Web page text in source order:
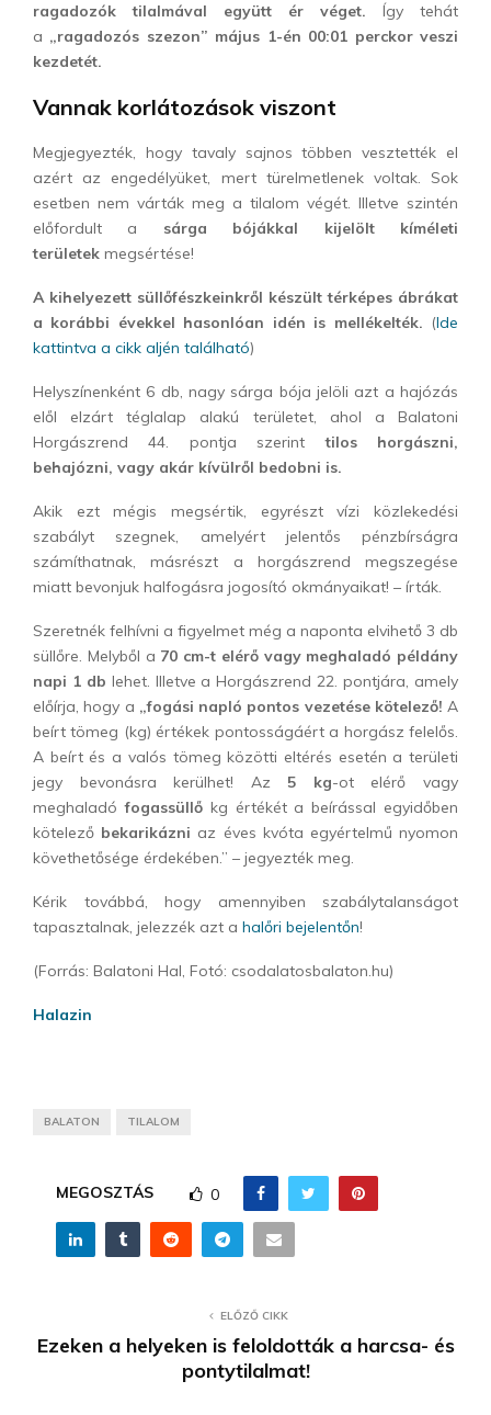
ragadozók tilalmával együtt ér véget. Így tehát
a „ragadozós szezon” május 1-én 00:01 perckor veszi
kezdetét.
Vannak korlátozások viszont
Megjegyezték, hogy tavaly sajnos többen vesztették el
azért az engedélyüket, mert türelmetlenek voltak. Sok
esetben nem várták meg a tilalom végét. Illetve szintén
előfordult a sárga bójákkal kijelölt kíméleti
területek megsértése!
A kihelyezett süllőfészkeinkről készült térképes ábrákat
a korábbi évekkel hasonlóan idén is mellékelték. (Ide
kattintva a cikk aljén található)
Helyszínenként 6 db, nagy sárga bója jelöli azt a hajózás
elől elzárt téglalap alakú területet, ahol a Balatoni
Horgászrend 44. pontja szerinttilos horgászni,
behajózni, vagy akár kívülről bedobni is.
Akik ezt mégis megsértik, egyrészt vízi közlekedési
szabályt szegnek, amelyért jelentős pénzbírságra
számíthatnak, másrészt a horgászrend megszegése
miatt bevonjuk halfogásra jogosító okmányaikat! – írták.
Szeretnék felhívni a figyelmet még a naponta elvihető 3 db
süllőre. Melyből a 70 cm-t elérő vagy meghaladó példány
napi 1 db lehet. Illetve a Horgászrend 22. pontjára, amely
előírja, hogy a „fogási napló pontos vezetése kötelező! A
beírt tömeg (kg) értékek pontosságáért a horgász felelős.
A beírt és a valós tömeg közötti eltérés esetén a területi
jegy bevonásra kerülhet! Az 5 kg-ot elérő vagy
meghaladófogassüllőkg értékét a beírással egyidőben
kötelező bekarikázni az éves kvóta egyértelmű nyomon
követhetősége érdekében.” – jegyezték meg.
Kérik továbbá, hogy amennyiben szabálytalanságot
tapasztalnak, jelezzék azt a halőri bejelentőn!
(Forrás: Balatoni Hal, Fotó: csodalatosbalaton.hu)
Halazin
BALATON TILALOM
MEGOSZTÁS 0
ELŐZŐ CIKK
Ezeken a helyeken is feloldották a harcsa- és
pontytilalmat!